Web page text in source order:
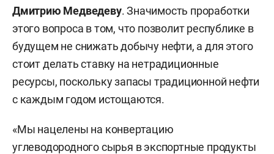
Дмитрию Медведеву. Значимость проработки
этого вопроса в том, что позволит республике в
будущем не снижать добычу нефти, а для этого
стоит делать ставку на нетрадиционные
ресурсы, поскольку запасы традиционной нефти
с каждым годом истощаются.
«Мы нацелены на конвертацию
углеводородного сырья в экспортные продукты